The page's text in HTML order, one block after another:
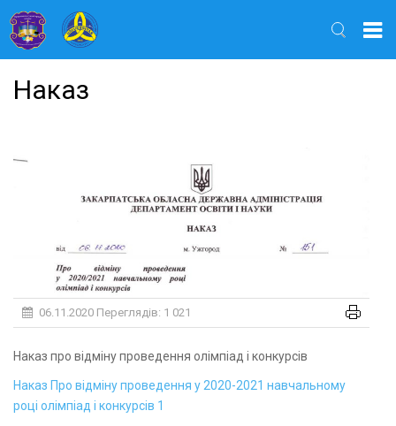
Наказ
06.11.2020 Переглядів: 1 021
Наказ про відміну проведення олімпіад і конкурсів
Наказ Про відміну проведення у 2020-2021 навчальному
році олімпіад і конкурсів 1